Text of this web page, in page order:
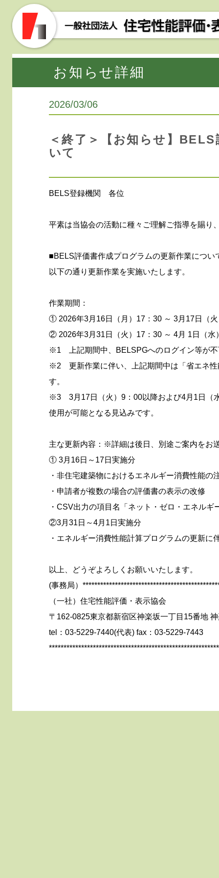
一般社
住宅性能評
協会
お知らせ詳細
2026/03/06
＜終了＞【お知らせ】
いて
BELS登録機関 各位
平素は当協会の活動に種々ご理解ご指導を賜り
■BELS評価書作成プログラムの更新作業につい
以下の通り更新作業を実施いたします。
作業期間：
① 2026年3月16日（月）17：30 ～ 3月17日（
② 2026年3月31日（火）17：30 ～ 4月 1日（水
※1 上記期間中、BELSPGへのログイン等が不
※2 更新作業に伴い、上記期間中は「省エネ性
す。
※3 3月17日（火）9：00以降および4月1日（
使用が可能となる見込みです。
主な更新内容：※詳細は後日、別途ご案内をお
① 3月16日～17日実施分
・非住宅建築物におけるエネルギー消費性能の
・申請者が複数の場合の評価書の表示の改修
・CSV出力の項目名「ネット・ゼロ・エネル
②3月31日～4月1日実施分
・エネルギー消費性能計算プログラムの更新に
以上、どうぞよろしくお願いいたします。
(事務局）
（一社）住宅性能評価・表示協会
〒162-0825東京都新宿区神楽坂一丁目15番地
tel：03-5229-7440(代表) fax：03-5229-7443